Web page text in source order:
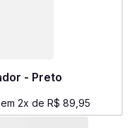
- Preto
em 2x de R$ 89 95